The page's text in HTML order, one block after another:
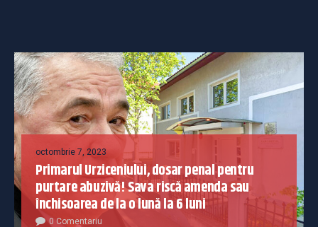
octombrie 7, 2023
Primarul Urziceniului, dosar penal pentru
purtare abuzivă! Sava riscă amenda sau
închisoarea de la o lună la 6 luni
0 Comentariu